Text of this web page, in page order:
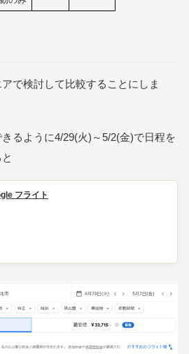
で検討して比較することにしま
るように4/29(火)～5/2(金)で日程を
フライト